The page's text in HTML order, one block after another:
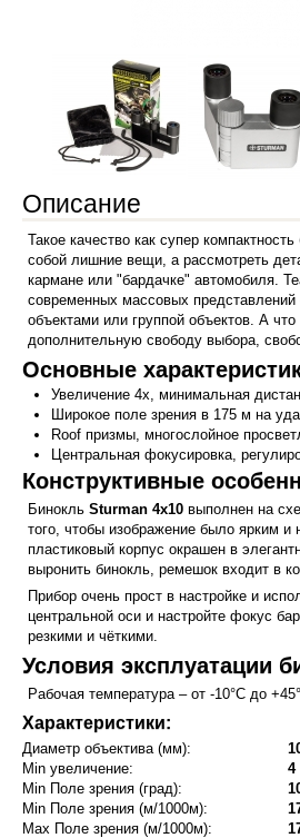
Описание
Такое качество как супер компактность
собой лишние вещи, а рассмотреть
кармане или "бардачке" автомобиля.
современных массовых
объектами или группой объектов. А
дополнительную свободу выбора,
Основные
Увеличение 4х, минимальная
Широкое поле зрения в 175 м на
Roof призмы, многослойное
Центральная фокусировка,
Конструктивные
Бинокль Sturman 4x10 выполнен на
того, чтобы изображение было ярким
пластиковый корпус окрашен в
выронить бинокль, ремешок входит в
Прибор очень прост в настройке и
центральной оси и настройте фокус
резкими и чёткими.
Условия эксплуатации
Рабочая температура – от -10°C до
Характеристики:
Диаметр объектива (мм):
Min увеличение:
4
Min Поле зрения (град):
Min Поле зрения (м/1000м):
Max Поле зрения (м/1000м):